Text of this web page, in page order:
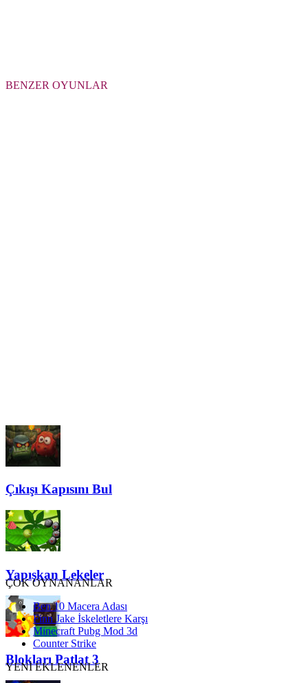
BENZER OYUNLAR
Çıkışı Kapısını Bul
Yapışkan Lekeler
Blokları Patlat 3
ÇOK OYNANANLAR
Ben 10 Macera Adası
Finn Jake İskeletlere Karşı
Minecraft Pubg Mod 3d
Counter Strike
YENİ EKLENENLER